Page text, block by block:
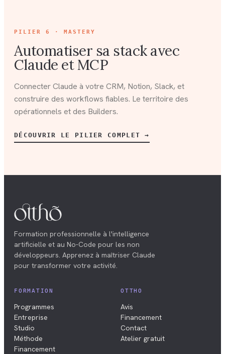
PILIER 6 · MASTERY
Automatiser sa stack avec
Claude et MCP
Connecter Claude à votre CRM, Notion, Slack, et
construire des workflows fiables. Le territoire des
opérationnels et des Builders.
DÉCOUVRIR LE PILIER COMPLET →
Formation professionnelle à l'intelligence
artificielle et au No-Code pour les non
développeurs. Apprenez à maîtriser Claude
pour transformer votre activité.
FORMATION
Programmes
Entreprise
Studio
Méthode
Financement
OTTHO
Avis
Financement
Contact
Atelier gratuit